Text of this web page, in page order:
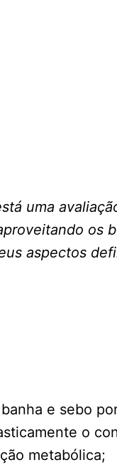
uma
os
aspectos
e sebo
o
metabólica;